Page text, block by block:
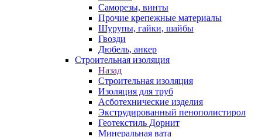
Саморезы, винты
Прочие крепежные материалы
Шурупы, гайки, шайбы
Гвозди
Дюбель, анкер
Строительная изоляция
Назад
Строительная изоляция
Изоляция для труб
Асботехнические изделия
Экструдированный пенополистирол
Геотекстиль Дорнит
Минеральная вата